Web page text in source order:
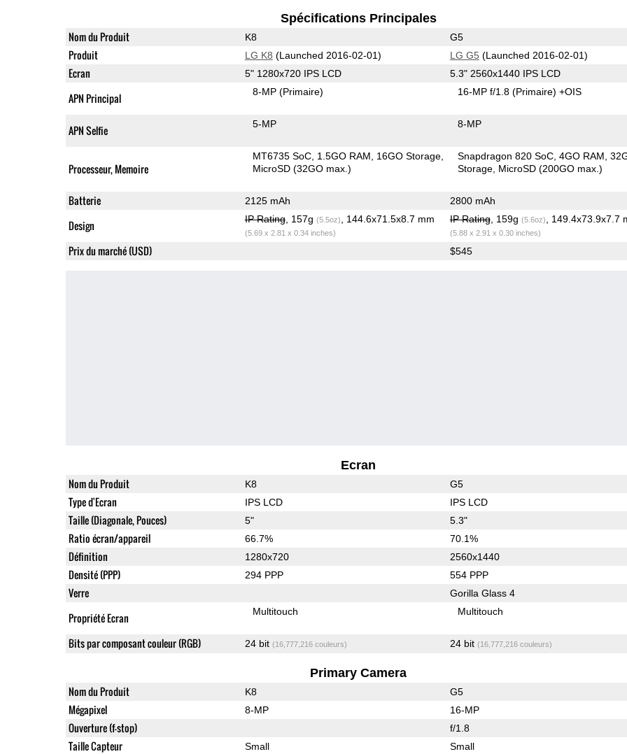
Spécifications Principales
Nom du Produit K8 G5
Produit LG K8 (Launched 2016-02-01) LG G5 (Launched 2016-02-01)
Ecran 5" 1280x720 IPS LCD 5.3" 2560x1440 IPS LCD
APN Principal 8-MP(Primaire) 16-MP f/1.8(Primaire) +OIS
APN Selfie 5-MP 8-MP
Processeur, Memoire
MT6735 SoC 1.5GO RAM
16GO Storage
MicroSD (32GO max.)
Snapdragon 820 SoC 4GO RAM
Storage MicroSD (200GO max.)
Batterie 2125 mAh 2800 mAh
Design IP Rating, 157g (5.5oz) , 144.6x71.5x8.7 mm
(5.69 x 2.81 x 0.34 inches)
IP Rating, 159g (5.6oz) , 149.4x73.9x7.7
(5.88 x 2.91 x 0.30 inches)
Prix du marché (USD) $545
Ecran
Nom du Produit K8 G5
Type d'Ecran IPS LCD IPS LCD
Taille (Diagonale, Pouces) 5" 5.3"
Ratio écran/appareil 66.7% 70.1%
Définition 1280x720 2560x1440
Densité (PPP) 294 PPP 554 PPP
Verre Gorilla Glass 4
Propriété Ecran Multitouch Multitouch
Bits par composant couleur (RGB) 24 bit (16,777,216 couleurs) 24 bit (16,777,216 couleurs)
Primary Camera
Nom du Produit K8 G5
Mégapixel 8-MP 16-MP
Ouverture (f-stop) f/1.8
Taille Capteur Small Small